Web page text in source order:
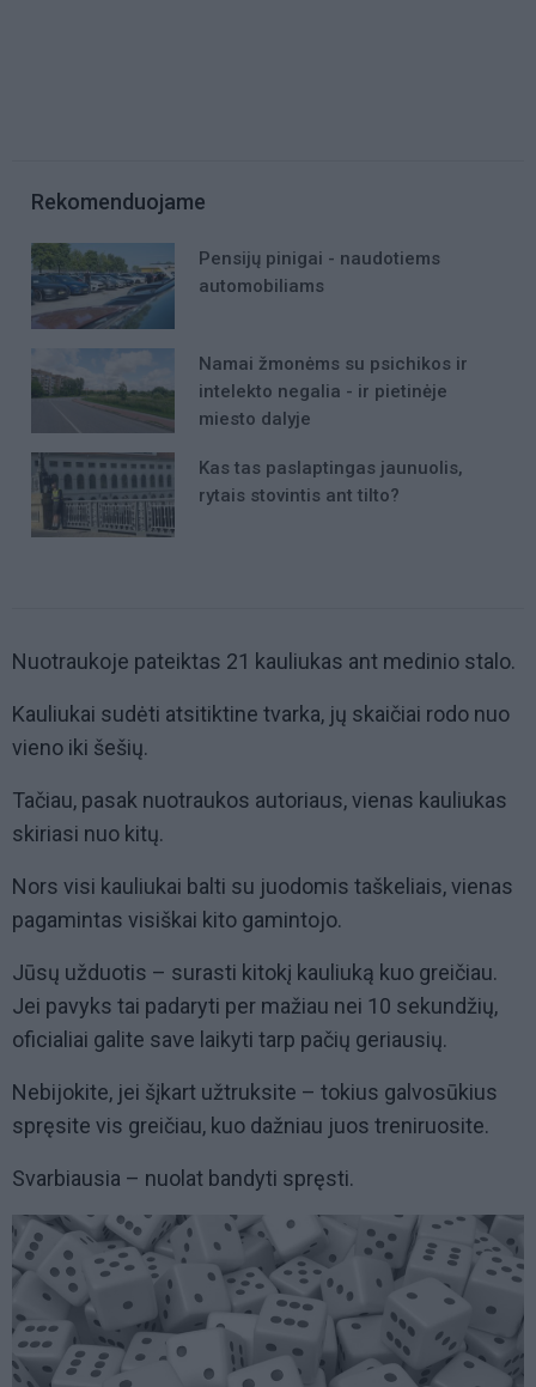
Rekomenduojame
Pensijų pinigai - naudotiems
automobiliams
Namai žmonėms su psichikos ir
intelekto negalia - ir pietinėje
miesto dalyje
Kas tas paslaptingas jaunuolis,
rytais stovintis ant tilto?
Nuotraukoje pateiktas 21 kauliukas ant medinio stalo.
Kauliukai sudėti atsitiktine tvarka, jų skaičiai rodo nuo
vieno iki šešių.
Tačiau, pasak nuotraukos autoriaus, vienas kauliukas
skiriasi nuo kitų.
Nors visi kauliukai balti su juodomis taškeliais, vienas
pagamintas visiškai kito gamintojo.
Jūsų užduotis – surasti kitokį kauliuką kuo greičiau.
Jei pavyks tai padaryti per mažiau nei 10 sekundžių,
oficialiai galite save laikyti tarp pačių geriausių.
Nebijokite, jei šįkart užtruksite – tokius galvosūkius
spręsite vis greičiau, kuo dažniau juos treniruosite.
Svarbiausia – nuolat bandyti spręsti.